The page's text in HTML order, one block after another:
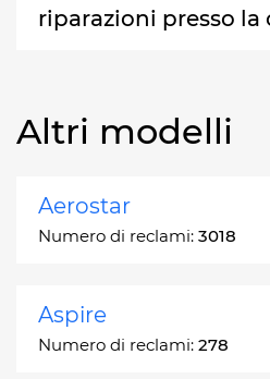
riparazioni presso la
Altri modelli
Aerostar
Numero di reclami: 3018
Aspire
Numero di reclami: 278